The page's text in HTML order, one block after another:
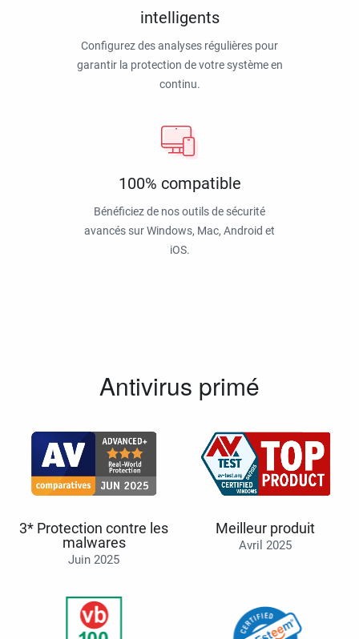
intelligents
Configurez des analyses régulières pour
garantir la protection de votre système en
continu.
100% compatible
Bénéficiez de nos outils de sécurité
avancés sur Windows, Mac, Android et
iOS.
Antivirus primé
3* Protection contre les
malwares
Juin 2025
Meilleur produit
Avril 2025